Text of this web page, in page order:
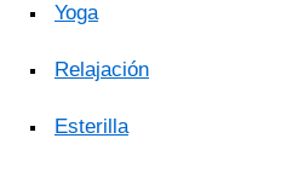
Yoga
Relajación
Esterilla